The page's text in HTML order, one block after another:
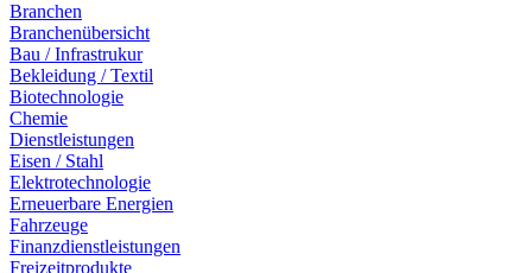
Branchen
Branchenübersicht
Bau / Infrastrukur
Bekleidung / Textil
Biotechnologie
Chemie
Dienstleistungen
Eisen / Stahl
Elektrotechnologie
Erneuerbare Energien
Fahrzeuge
Finanzdienstleistungen
Freizeitprodukte